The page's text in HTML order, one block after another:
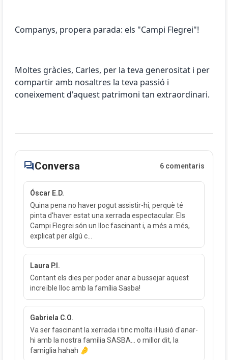
Companys, propera parada: els "Campi Flegrei"!
Moltes gràcies, Carles, per la teva generositat i per
compartir amb nosaltres la teva passió i
coneixement d'aquest patrimoni tan extraordinari.
forumConversa 6 comentaris
Óscar E.D.
Quina pena no haver pogut assistir-hi, perquè té
pinta d'haver estat una xerrada espectacular. Els
Campi Flegrei són un lloc fascinant i, a més a més,
explicat per algú c...
Laura P.I.
Contant els dies per poder anar a bussejar aquest
increïble lloc amb la família Sasba!
Gabriela C.O.
Va ser fascinant la xerrada i tinc molta il·lusió d'anar-
hi amb la nostra família SASBA… o millor dit, la
famiglia hahah 🤌